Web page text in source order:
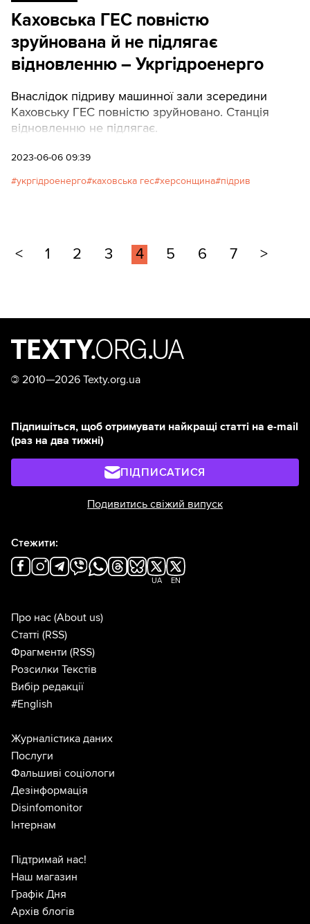
Каховська ГЕС повністю
зруйнована й не підлягає
відновленню – Укргідроенерго
Внаслідок підриву машинної зали зсередини
Каховську ГЕС повністю зруйновано. Станція
відновленню не підлягає.
2023-06-06 09:39
укргідроенерго каховська гес херсонщина підрив
< 1 2 3 4 5 6 7 >
© 2010—2026 Texty.org.ua
Підпишіться, щоб отримувати найкращі статті на e-mail
(раз на два тижні)
ПІДПИСАТИСЯ
Подивитись свіжий випуск
Стежити:
UA EN
Про нас (About us)
Статті (RSS)
Фрагменти (RSS)
Розсилки Текстів
Вибір редакції
#English
Журналістика даних
Послуги
Фальшиві соціологи
Дезінформація
Disinfomonitor
Інтернам
Підтримай нас!
Наш магазин
Графік Дня
Архів блогів